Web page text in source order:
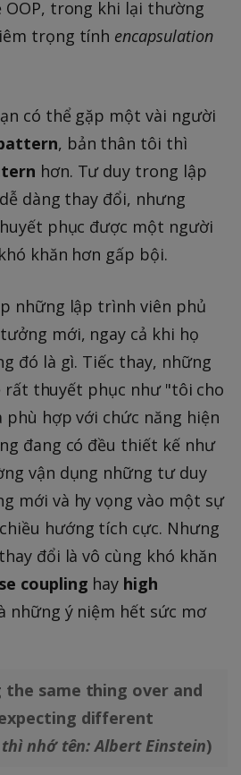
trong khi lại thường
trọng tính encapsulation
có thể gặp một vài người
, bản thân tôi thì
hơn. Tư duy trong lập
dàng thay đổi, nhưng
phục được một người
khăn hơn gấp bội.
những lập trình viên phủ
mới, ngay cả khi họ
đó là gì. Tiếc thay, những
rất thuyết phục như "tôi cho
phù hợp với chức năng hiện
đang có đều thiết kế như
vận dụng những tư duy
mới và hy vọng vào một sự
hướng tích cực. Nhưng
đổi là vô cùng khó khăn
coupling hay high
những ý niệm hết sức mơ
the same thing over and
different
nhớ tên: Albert Einstein)